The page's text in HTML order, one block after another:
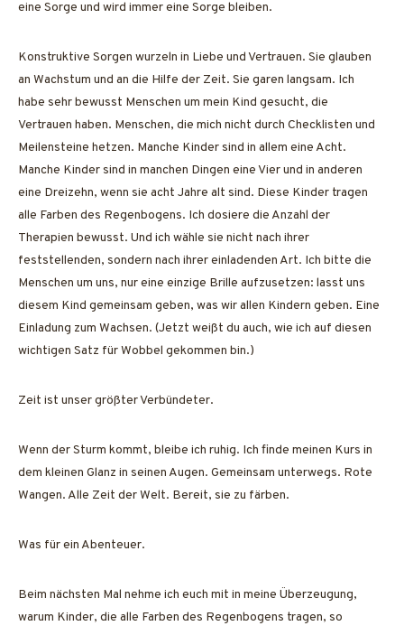
eine Sorge und wird immer eine Sorge bleiben.
Konstruktive Sorgen wurzeln in Liebe und Vertrauen. Sie glauben
an Wachstum und an die Hilfe der Zeit. Sie garen langsam. Ich
habe sehr bewusst Menschen um mein Kind gesucht, die
Vertrauen haben. Menschen, die mich nicht durch Checklisten und
Meilensteine hetzen. Manche Kinder sind in allem eine Acht.
Manche Kinder sind in manchen Dingen eine Vier und in anderen
eine Dreizehn, wenn sie acht Jahre alt sind. Diese Kinder tragen
alle Farben des Regenbogens. Ich dosiere die Anzahl der
Therapien bewusst. Und ich wähle sie nicht nach ihrer
feststellenden, sondern nach ihrer einladenden Art. Ich bitte die
Menschen um uns, nur eine einzige Brille aufzusetzen: lasst uns
diesem Kind gemeinsam geben, was wir allen Kindern geben. Eine
Einladung zum Wachsen. (Jetzt weißt du auch, wie ich auf diesen
wichtigen Satz für Wobbel gekommen bin.)
Zeit ist unser größter Verbündeter.
Wenn der Sturm kommt, bleibe ich ruhig. Ich finde meinen Kurs in
dem kleinen Glanz in seinen Augen. Gemeinsam unterwegs. Rote
Wangen. Alle Zeit der Welt. Bereit, sie zu färben.
Was für ein Abenteuer.
Beim nächsten Mal nehme ich euch mit in meine Überzeugung,
warum Kinder, die alle Farben des Regenbogens tragen, so